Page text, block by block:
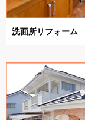
洗面所リフォーム